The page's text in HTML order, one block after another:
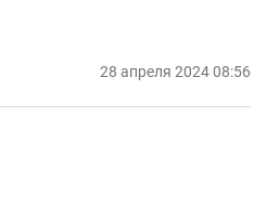
28 апреля 2024 08:56